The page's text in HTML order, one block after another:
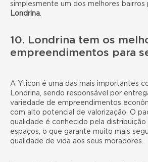
simplesmente um dos melhores bairros
Londrina.
10. Londrina tem os
empreendimentos para
A Yticon é uma das mais importantes
Londrina, sendo responsável por
variedade de empreendimentos
com alto potencial de valorização. O
qualidade é conhecido pela
espaços, o que garante muito mais
qualidade de vida aos seus moradores.